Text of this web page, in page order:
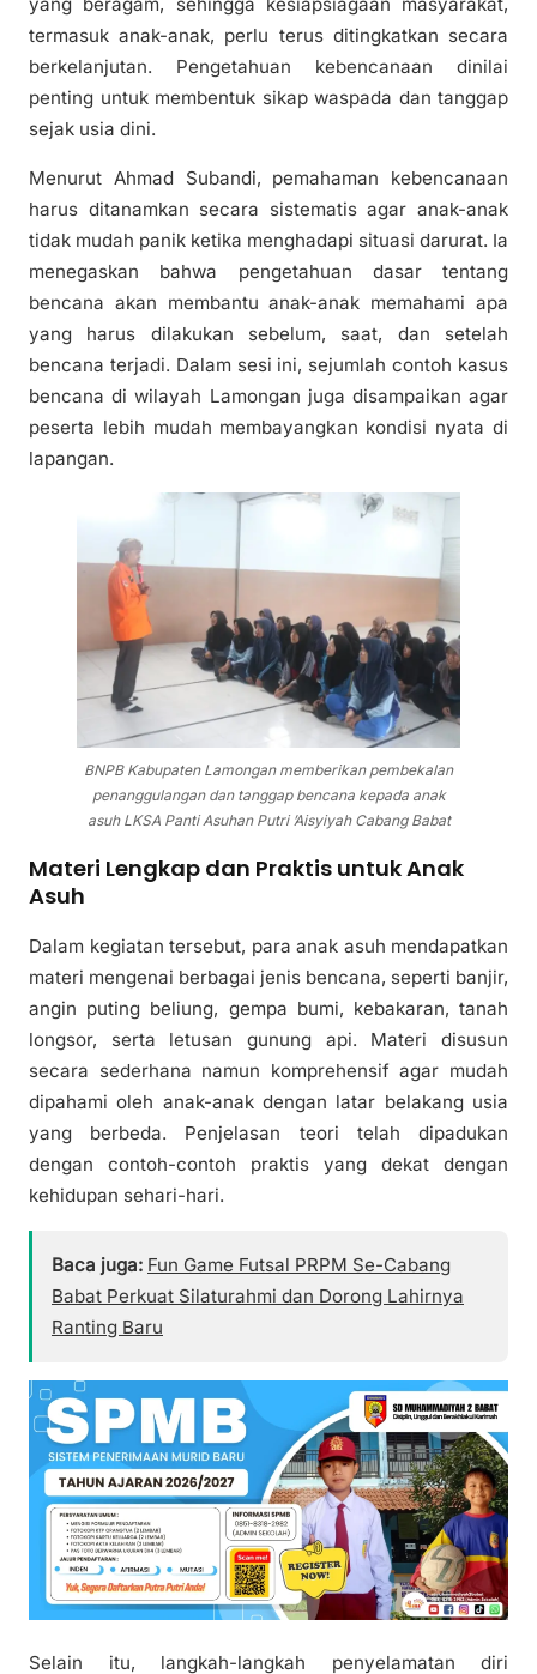
termasuk anak-anak, perlu terus ditingkatkan secara
berkelanjutan. Pengetahuan kebencanaan dinilai
penting untuk membentuk sikap waspada dan tanggap
sejak usia dini.
Menurut Ahmad Subandi, pemahaman kebencanaan
harus ditanamkan secara sistematis agar anak-anak
tidak mudah panik ketika menghadapi situasi darurat. Ia
menegaskan bahwa pengetahuan dasar tentang
bencana akan membantu anak-anak memahami apa
yang harus dilakukan sebelum, saat, dan setelah
bencana terjadi. Dalam sesi ini, sejumlah contoh kasus
bencana di wilayah Lamongan juga disampaikan agar
peserta lebih mudah membayangkan kondisi nyata di
lapangan.
BNPB Kabupaten Lamongan memberikan pembekalan
penanggulangan dan tanggap bencana kepada anak
asuh LKSA Panti Asuhan Putri ’Aisyiyah Cabang Babat
Materi Lengkap dan Praktis untuk Anak
Asuh
Dalam kegiatan tersebut, para anak asuh mendapatkan
materi mengenai berbagai jenis bencana, seperti banjir,
angin puting beliung, gempa bumi, kebakaran, tanah
longsor, serta letusan gunung api. Materi disusun
secara sederhana namun komprehensif agar mudah
dipahami oleh anak-anak dengan latar belakang usia
yang berbeda. Penjelasan teori telah dipadukan
dengan contoh-contoh praktis yang dekat dengan
kehidupan sehari-hari.
Baca juga: Fun Game Futsal PRPM Se-Cabang
Babat Perkuat Silaturahmi dan Dorong Lahirnya
Ranting Baru
Selain itu, langkah-langkah penyelamatan diri